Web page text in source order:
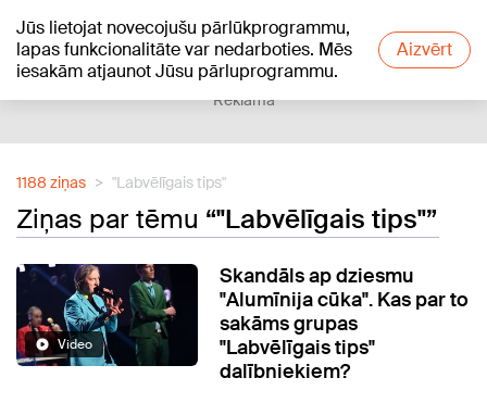
Jūs lietojat novecojušu pārlūkprogrammu,
lapas funkcionalitāte var nedarboties. Mēs
iesakām atjaunot Jūsu pārluprogrammu.
Aizvērt
+19°C
Reklāma
1188 ziņas "Labvēlīgais tips"
Ziņas par tēmu “"Labvēlīgais tips"”
Video
Skandāls ap dziesmu
"Alumīnija cūka". Kas par to
sakāms grupas
"Labvēlīgais tips"
dalībniekiem?